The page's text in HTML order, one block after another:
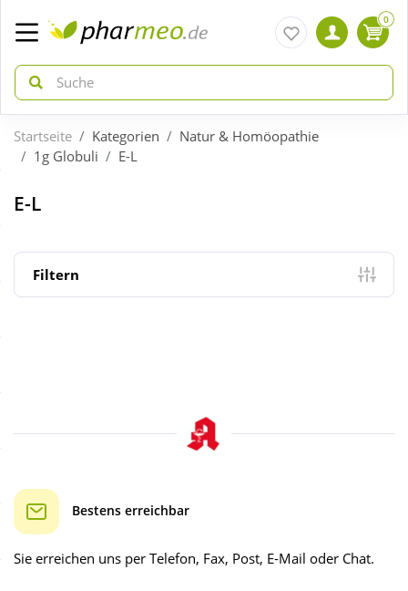
zurück
ÜBERSICHT AKTIONEN
Aktuelle Coupons
Sparsets
zurück
ÜBERSICHT KATEGORIEN
Arzneimittel
Mutter & Kind
0
Startseite Kategorien
Natur & Homöopathie
1g Globuli
E-L
E-L
Filtern
Bestens erreichbar
Sie erreichen uns per Telefon, Fax, Post, E-Mail oder Chat.